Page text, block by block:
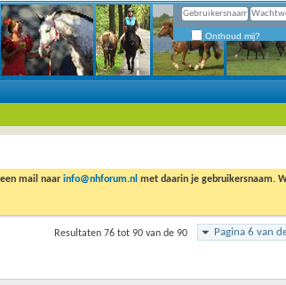
Onthoud mij?
mail naar info@nhforum.nl met daarin je gebruikersnaam.
Pagina 6 van
Resultaten 76 tot 90 van de 90